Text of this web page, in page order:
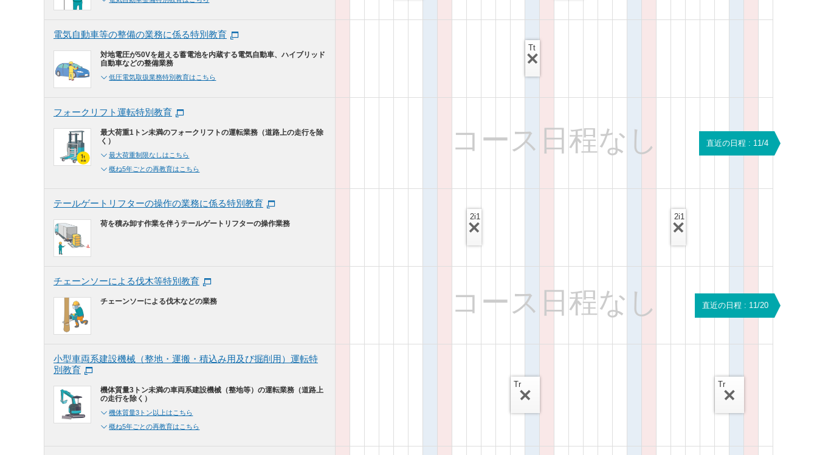
電気自動車等の整備の業務に係る特別教育
対地電圧が50Vを超える蓄電池を内蔵する電気自動車、ハイブリッド
自動車などの整備業務
低圧電気取扱業務特別教育はこちら
Tt
フォークリフト運転特別教育
最大荷重1トン未満のフォークリフトの運転業務（道路上の走行を除
く）
最大荷重制限なしはこちら
概ね5年ごとの再教育はこちら
コース日程なし 直近の日程 : 11/4
テールゲートリフターの操作の業務に係る特別教育
荷を積み卸す作業を伴うテールゲートリフターの操作業務
2i1 2i1
チェーンソーによる伐木等特別教育
チェーンソーによる伐木などの業務 コース日程なし 直近の日程 : 11/20
小型車両系建設機械（整地・運搬・積込み用及び掘削用）運転特
別教育
機体質量3トン未満の車両系建設機械（整地等）の運転業務（道路上
の走行を除く）
機体質量3トン以上はこちら
概ね5年ごとの再教育はこちら
Tr Tr